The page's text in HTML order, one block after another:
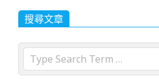
搜尋文章
Search